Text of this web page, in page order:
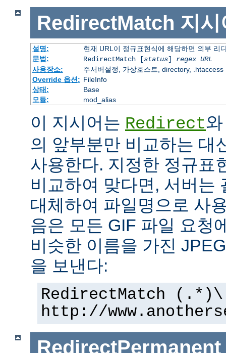
RedirectMatch 지시
설명:
현재 URL이 정규표현식에 해당하면 외부 리
문법:
RedirectMatch [status] regex URL
사용장소:
주서버설정, 가상호스트, directory, .htaccess
Override 옵션: FileInfo
상태:
Base
모듈:
mod_alias
이 지시어는 Redirect
의 앞부분만 비교하는 대
사용한다. 지정한 정규표
비교하여 맞다면, 서버는
대체하여 파일명으로 사
음은 모든 GIF 파일 요청
비슷한 이름을 가진
을 보낸다:
RedirectMatch
http://
RedirectPermanent